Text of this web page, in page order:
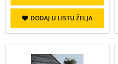
DODAJ U LISTU ŽELJA